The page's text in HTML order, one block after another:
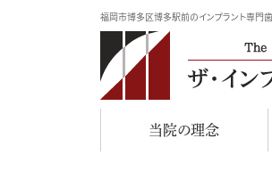
福岡市博多区博多駅前のインプラント専門歯
当院の理念